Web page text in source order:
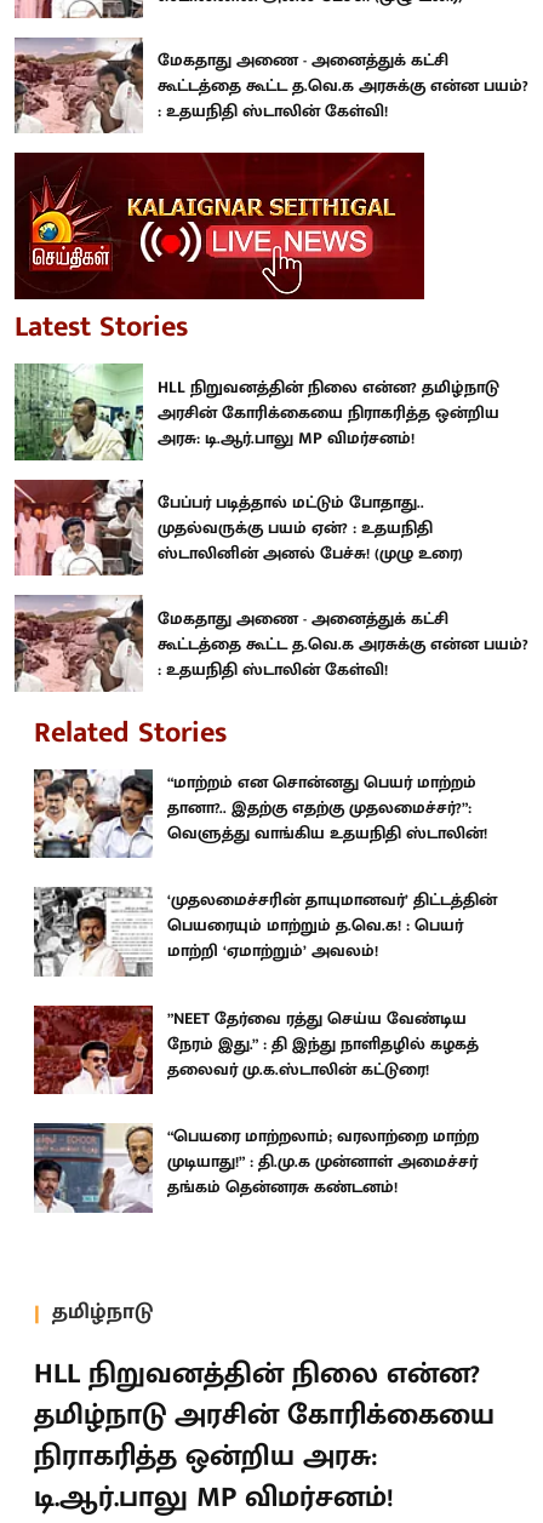
மேகதாது அணை - அனைத்துக் கட்சி
கூட்டத்தை கூட்ட த.வெ.க அரசுக்கு என்ன பயம்?
: உதயநிதி ஸ்டாலின் கேள்வி!
Latest Stories
HLL நிறுவனத்தின் நிலை என்ன? தமிழ்நாடு
அரசின் கோரிக்கையை நிராகரித்த ஒன்றிய
அரசு: டி.ஆர்.பாலு MP விமர்சனம்!
பேப்பர் படித்தால் மட்டும் போதாது..
முதல்வருக்கு பயம் ஏன்? : உதயநிதி
ஸ்டாலினின் அனல் பேச்சு! (முழு உரை)
மேகதாது அணை - அனைத்துக் கட்சி
கூட்டத்தை கூட்ட த.வெ.க அரசுக்கு என்ன பயம்?
: உதயநிதி ஸ்டாலின் கேள்வி!
Related Stories
“மாற்றம் என சொன்னது பெயர் மாற்றம்
தானா?.. இதற்கு எதற்கு முதலமைச்சர்?”:
வெளுத்து வாங்கிய உதயநிதி ஸ்டாலின்!
‘முதலமைச்சரின் தாயுமானவர்’ திட்டத்தின்
பெயரையும் மாற்றும் த.வெ.க! : பெயர்
மாற்றி ‘ஏமாற்றும்’ அவலம்!
”NEET தேர்வை ரத்து செய்ய வேண்டிய
நேரம் இது.” : தி இந்து நாளிதழில் கழகத்
தலைவர் மு.க.ஸ்டாலின் கட்டுரை!
“பெயரை மாற்றலாம்; வரலாற்றை மாற்ற
முடியாது!” : தி.மு.க முன்னாள் அமைச்சர்
தங்கம் தென்னரசு கண்டனம்!
தமிழ்நாடு
HLL நிறுவனத்தின் நிலை என்ன?
தமிழ்நாடு அரசின் கோரிக்கையை
நிராகரித்த ஒன்றிய அரசு:
டி.ஆர்.பாலு MP விமர்சனம்!